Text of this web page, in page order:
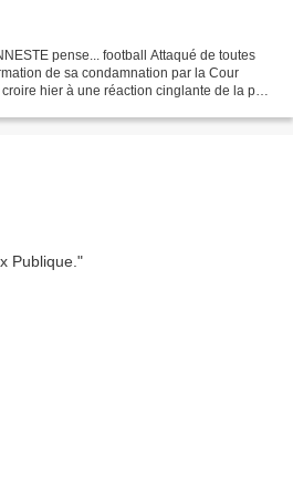
pense... football Attaqué de toutes
de sa condamnation par la Cour
hier à une réaction cinglante de la part